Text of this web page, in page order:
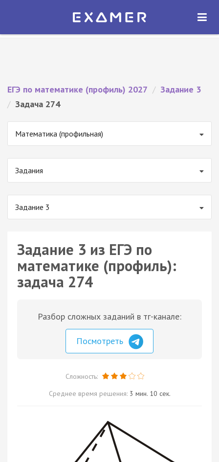
Экзамер — ЕГЭ 2027
ОТКРЫТЬ
ЕГЭ по математике (профиль) 2027 / Задание 3
/ Задача 274
Математика (профильная)
Задания
Задание 3
Задание 3 из ЕГЭ по
математике (профиль):
задача 274
Разбор сложных заданий в тг-канале:
Посмотреть
Сложность:
Среднее время решения: 3 мин. 10 сек.